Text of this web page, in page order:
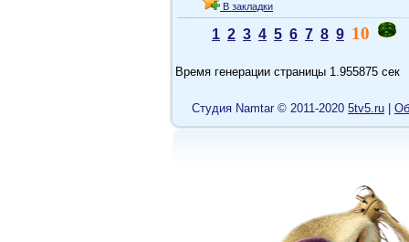
В закладки
1 2 3 4 5 6 7 8 9 10
Время генерации страницы 1.955875 сек
Cтудия Namtar © 2011-2020 5tv5.ru